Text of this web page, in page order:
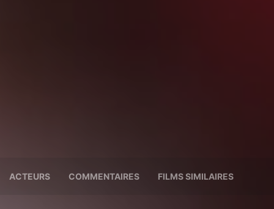
ACTEURS COMMENTAIRES FILMS SIMILAIRES